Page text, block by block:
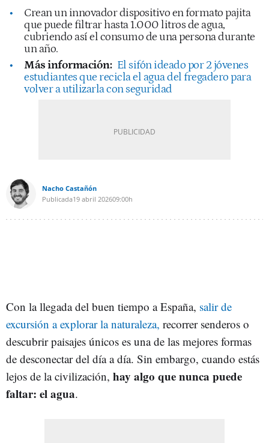
Crean un innovador dispositivo en formato pajita
que puede filtrar hasta 1.000 litros de agua,
cubriendo así el consumo de una persona durante
un año.
Más información: El sifón ideado por 2 jóvenes
estudiantes que recicla el agua del fregadero para
volver a utilizarla con seguridad
Nacho Castañón
Publicada19 abril 202609:00h
Con la llegada del buen tiempo a España, salir de
excursión a explorar la naturaleza, recorrer senderos o
descubrir paisajes únicos es una de las mejores formas
de desconectar del día a día. Sin embargo, cuando estás
lejos de la civilización, hay algo que nunca puede
faltar: el agua.